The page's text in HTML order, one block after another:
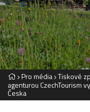
Pro média Tiskové
agenturou CzechTourism
Česka